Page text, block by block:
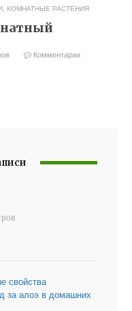
, КОМНАТНЫЕ РАСТЕНИЯ
Комментарии
свойства
за алоэ в домашних